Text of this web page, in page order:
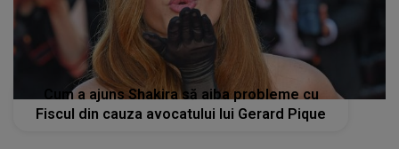
Cum a ajuns Shakira să aiba probleme cu
Fiscul din cauza avocatului lui Gerard Pique